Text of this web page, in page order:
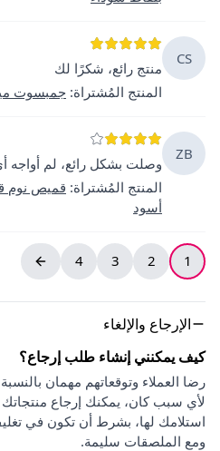
CS
منتج رائع، شكرًا لك
المنتج المُشتراة: جمبسوت
ZB
وصلت بشكل رائع، لم أواجه
المنتج المُشتراة: قميص نوم
أسود
1
2
3
4
الإرجاع والإلغاء
كيف يمكنني إنشاء طلب إرجاع؟
رضا العملاء وتوقعاتهم مهمان
استلامك لها، بشرط أن تكون في
ومع الملصقات سليمة.